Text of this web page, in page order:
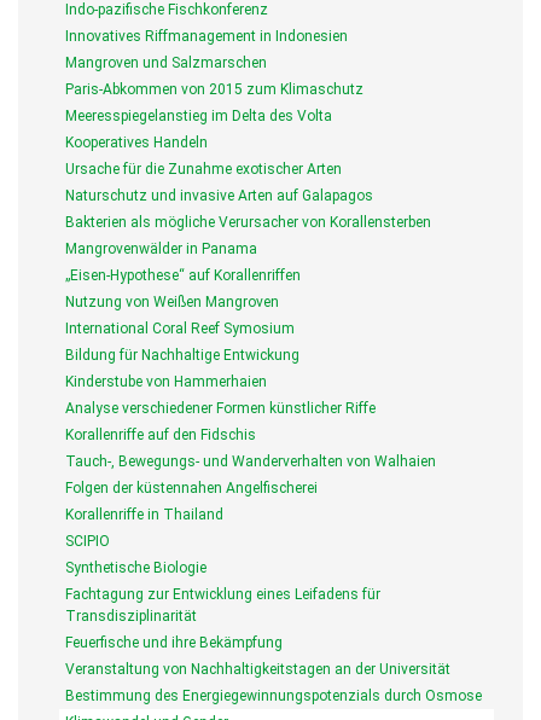
Indo-pazifische Fischkonferenz
Innovatives Riffmanagement in Indonesien
Mangroven und Salzmarschen
Paris-Abkommen von 2015 zum Klimaschutz
Meeresspiegelanstieg im Delta des Volta
Kooperatives Handeln
Ursache für die Zunahme exotischer Arten
Naturschutz und invasive Arten auf Galapagos
Bakterien als mögliche Verursacher von Korallensterben
Mangrovenwälder in Panama
„Eisen-Hypothese“ auf Korallenriffen
Nutzung von Weißen Mangroven
International Coral Reef Symosium
Bildung für Nachhaltige Entwickung
Kinderstube von Hammerhaien
Analyse verschiedener Formen künstlicher Riffe
Korallenriffe auf den Fidschis
Tauch-, Bewegungs- und Wanderverhalten von Walhaien
Folgen der küstennahen Angelfischerei
Korallenriffe in Thailand
SCIPIO
Synthetische Biologie
Fachtagung zur Entwicklung eines Leifadens für
Transdisziplinarität
Feuerfische und ihre Bekämpfung
Veranstaltung von Nachhaltigkeitstagen an der Universität
Bestimmung des Energiegewinnungspotenzials durch Osmose